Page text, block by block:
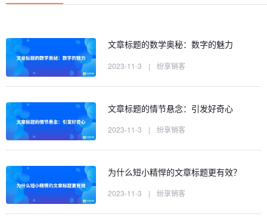
文章标题的数学奥秘：数字的魅力
2023-11-3 | 纷享销客
文章标题的情节悬念：引发好奇心
2023-11-3 | 纷享销客
为什么短小精悍的文章标题更有效？
2023-11-3 | 纷享销客